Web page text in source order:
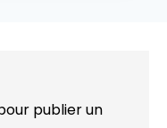
publier un